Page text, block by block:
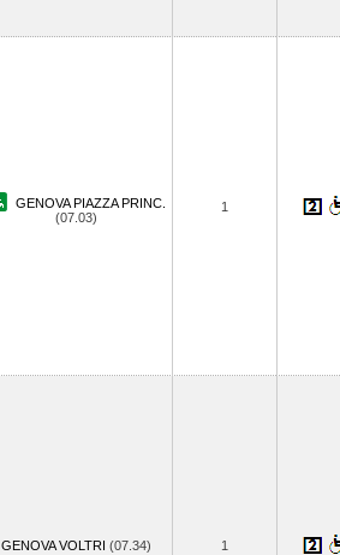
GENOVA PIAZZA PRINC.
(07.03)
1
GENOVA VOLTRI (07.34) 1